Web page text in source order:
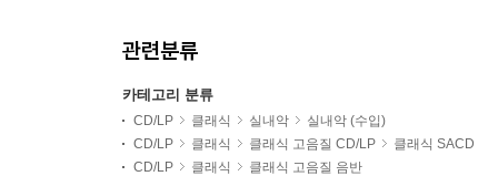
관련분류
카테고리 분류
CD/LP 클래식 실내악
실내악 (수입)
CD/LP
클래식 클래식 고음질 CD/LP
클래식 SACD
CD/LP
클래식
클래식 고음질 음반